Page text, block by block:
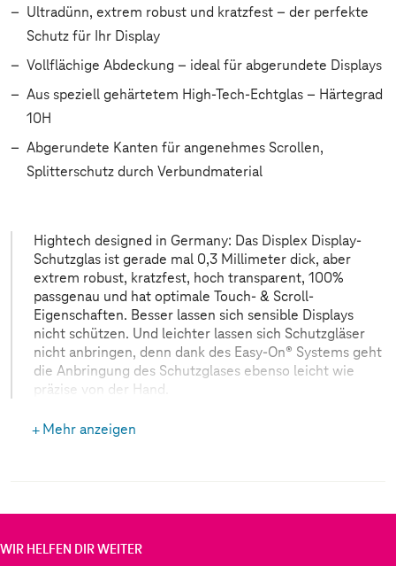
Ultradünn, extrem robust und kratzfest – der perfekte
Schutz für Ihr Display
Vollflächige Abdeckung – ideal für abgerundete Displays
Aus speziell gehärtetem High-Tech-Echtglas – Härtegrad
10H
Abgerundete Kanten für angenehmes Scrollen,
Splitterschutz durch Verbundmaterial
Hightech designed in Germany: Das Displex Display-
Schutzglas ist gerade mal 0,3 Millimeter dick, aber
extrem robust, kratzfest, hoch transparent, 100%
passgenau und hat optimale Touch- & Scroll-
Eigenschaften. Besser lassen sich sensible Displays
nicht schützen. Und leichter lassen sich Schutzgläser
nicht anbringen, denn dank des Easy-On® Systems geht
die Anbringung des Schutzglases ebenso leicht wie
präzise von der Hand.
Mehr anzeigen
WIR HELFEN DIR WEITER